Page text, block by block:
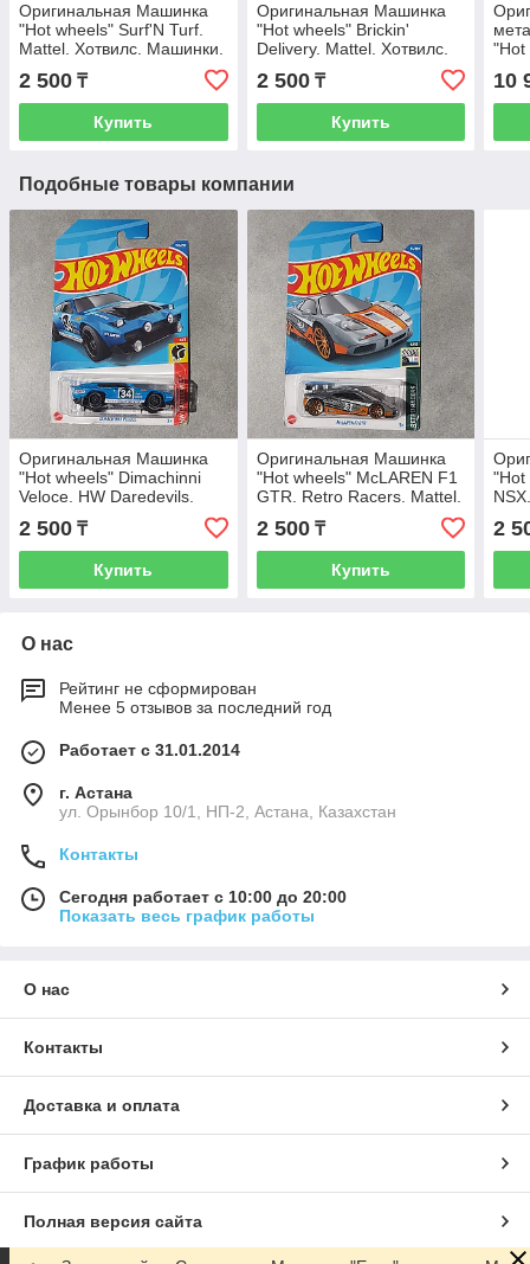
Оригинальная Машинка
"Hot wheels" Surf'N Turf.
Mattel. Хотвилс. Машинки.
Подарок.
2 500 ₸
Купить
Оригинальная Машинка
"Hot wheels" Brickin'
Delivery. Mattel. Хотвилс.
Машинки. Подарок.
2 500₸
Купить
"Hot
10
Подобные товары компании
Оригинальная Машинка
"Hot wheels" Dimachinni
Veloce. HW Daredevils.
Mattel. 163/250. Хотвилс.
Машинки. Подарок
2 500 ₸
Купить
Оригинальная Машинка
"Hot wheels" McLAREN F1
GTR. Retro Racers. Mattel.
Машинки. Подарок.
2 500₸
Купить
"Hot
2
О нас
Рейтинг не сформирован
Менее 5 отзывов за последний год
Работает с 31.01.2014
г. Астана
ул. Орынбор 10/1, НП-2, Астана, Казахстан
Контакты
Сегодня работает с 10:00 до 20:00
Показать весь график работы
О нас
Контакты
Доставка и оплата
График работы
Полная версия сайта